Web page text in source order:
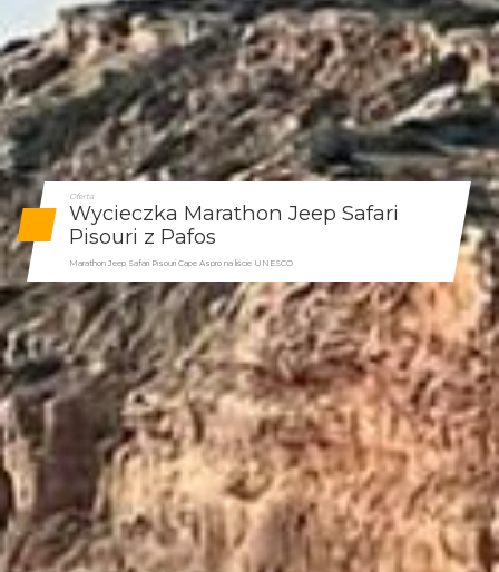
Oferta
Wycieczka Marathon Jeep Safari
Pisouri z Pafos
Marathon Jeep Safari Pisouri Cape Aspro na liście UNESCO